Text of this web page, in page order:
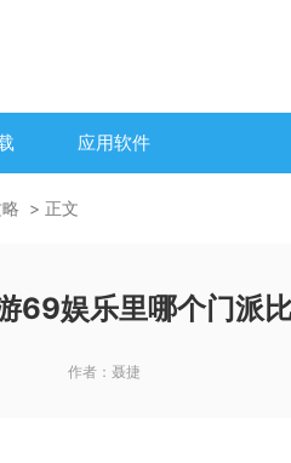
应用软件
正文
69娱乐里哪个门派
作者： 聂捷